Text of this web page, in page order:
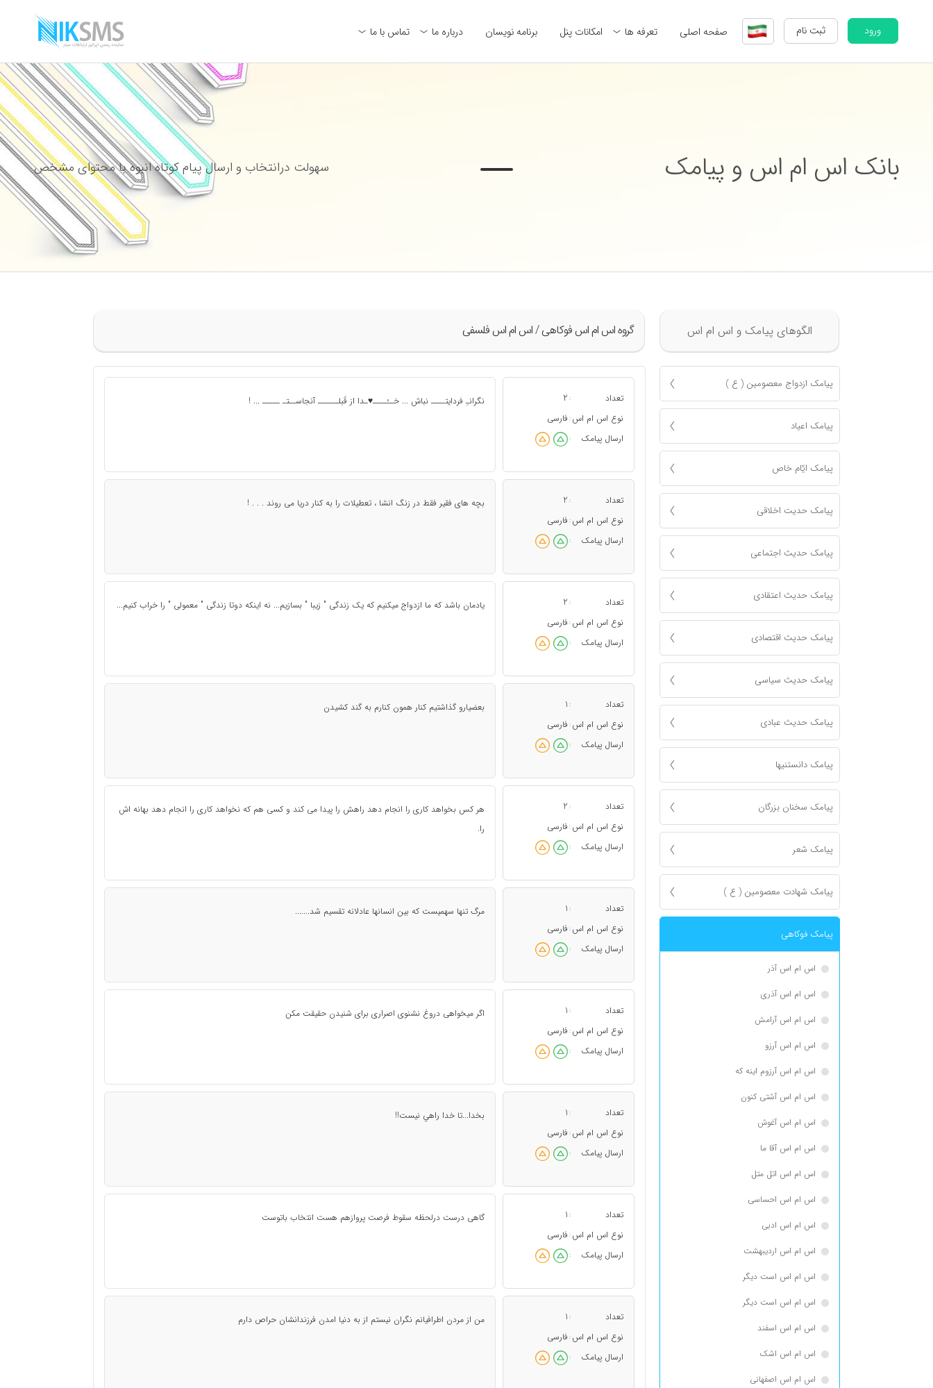
ورود ثبت نام صفحه اصلی تعرفه ها امکانات پنل برنامه نویسان درباره ما تماس با ما
بانک اس ام اس و پیامک سهولت درانتخاب و ارسال پیام کوتاه انبوه با محتوای مشخص
الگوهای پیامک و اس ام اس
پیامک ازدواج معصومين ( ع )
پیامک اعياد
پیامک ايّام خاص
پیامک حدیت اخلاقی
پیامک حدیث اجتماعی
پیامک حدیث اعتقادی
پیامک حدیث اقتصادی
پیامک حدیث سیاسی
پیامک حدیث عبادی
پیامک دانستنیها
پیامک سخنان بزرگان
پیامک شعر
پیامک شهادت معصومين ( ع )
پیامک فوکاهی
اس ام اس آذر
اس ام اس آذری
اس ام اس آرامش
اس ام اس آرزو
اس ام اس آرزوم اینه که
اس ام اس آشتی کنون
اس ام اس آغوش
اس ام اس آقا ما
اس ام اس اتل متل
اس ام اس احساسی
اس ام اس ادبی
اس ام اس اردیبهشت
اس ام اس است دیگر
اس ام اس است دیگر
اس ام اس اسفند
اس ام اس اشک
اس ام اس اصفهانی
گروه اس ام اس فوکاهی / اس ام اس فلسفی
تعداد :
2
نوع اس ام اس : فارسی
ارسال پیامک
:
نگرانـِ فردایتــــ نباش ... خــُــــ♥ـدا از قَبلــــــ آنجاســتـ ـــــ ... !
تعداد :
2
نوع اس ام اس : فارسی
ارسال پیامک
:
بچه های فقیر فقط در زنگ انشا ، تعطیلات را به کنار دریا می روند . . . !
تعداد :
2
نوع اس ام اس : فارسی
ارسال پیامک
:
یادمان باشد که ما ازدواج میکنیم که یک زندگی " زیبا " بسازیم... نه اینکه دوتا زندگی " معمولی " را خراب کنیم...
تعداد :
1
نوع اس ام اس : فارسی
ارسال پیامک
:
بعضیارو گذاشتیم کنار همون کنارم به گند کشیدن
تعداد :
2
نوع اس ام اس : فارسی
ارسال پیامک
:
هر کس بخواهد کاری را انجام دهد راهش را پیدا می کند و کسی هم که نخواهد کاری را انجام دهد بهانه اش
را.
تعداد :
1
نوع اس ام اس : فارسی
ارسال پیامک
:
مرگ تنها سهميست كه بين انسانها عادلانه تقسيم شد.......
تعداد :
1
نوع اس ام اس : فارسی
ارسال پیامک
:
اگر میخواهی دروغ نشنوی اصراری برای شنیدن حقیقت مکن
تعداد :
1
نوع اس ام اس : فارسی
ارسال پیامک
:
بخدا...تا خدا راهي نيست!!
تعداد :
1
نوع اس ام اس : فارسی
ارسال پیامک
:
گاهی درست درلحظه سقوط فرصت پروازهم هست انتخاب باتوست
تعداد :
1
نوع اس ام اس : فارسی
ارسال پیامک
:
من از مردن اطرافيانم نگران نيستم از به دنيا امدن فرزندانشان حراص دارم